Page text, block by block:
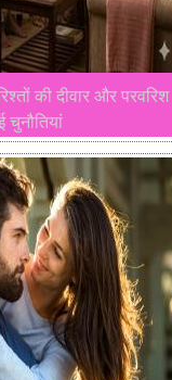
की दीवार और परवरिश
चुनौतियां